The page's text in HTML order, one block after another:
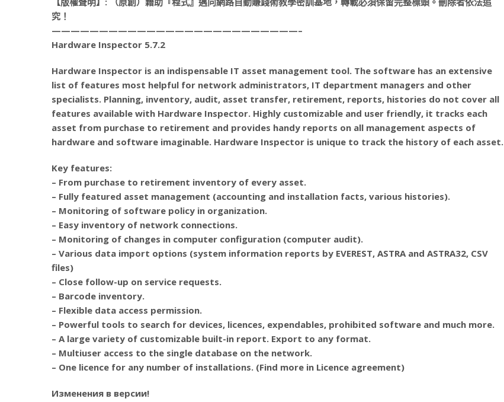
究！
——————————————————————————–
Hardware Inspector 5.7.2
Hardware Inspector is an indispensable IT asset management tool. The software has an extensive
list of features most helpful for network administrators, IT department managers and other
specialists. Planning, inventory, audit, asset transfer, retirement, reports, histories do not cover all
features available with Hardware Inspector. Highly customizable and user friendly, it tracks each
asset from purchase to retirement and provides handy reports on all management aspects of
hardware and software imaginable. Hardware Inspector is unique to track the history of each asset.
Key features:
– From purchase to retirement inventory of every asset.
– Fully featured asset management (accounting and installation facts, various histories).
– Monitoring of software policy in organization.
– Easy inventory of network connections.
– Monitoring of changes in computer configuration (computer audit).
– Various data import options (system information reports by EVEREST, ASTRA and ASTRA32, CSV
files)
– Close follow-up on service requests.
– Barcode inventory.
– Flexible data access permission.
– Powerful tools to search for devices, licences, expendables, prohibited software and much more.
– A large variety of customizable built-in report. Export to any format.
– Multiuser access to the single database on the network.
– One licence for any number of installations. (Find more in Licence agreement)
Изменения в версии!